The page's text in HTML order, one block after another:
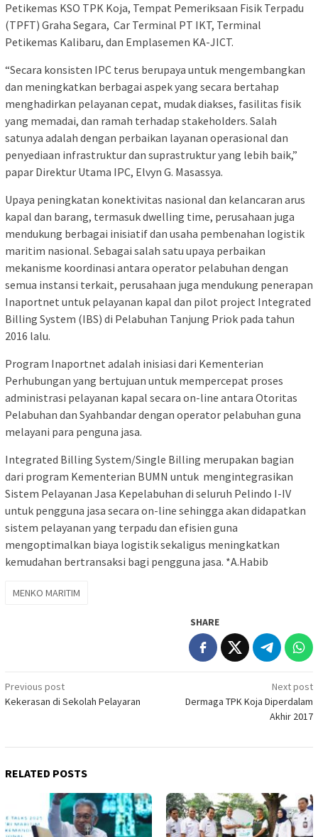
Petikemas KSO TPK Koja, Tempat Pemeriksaan Fisik Terpadu
(TPFT) Graha Segara, Car Terminal PT IKT, Terminal
Petikemas Kalibaru, dan Emplasemen KA-JICT.
“Secara konsisten IPC terus berupaya untuk mengembangkan
dan meningkatkan berbagai aspek yang secara bertahap
menghadirkan pelayanan cepat, mudak diakses, fasilitas fisik
yang memadai, dan ramah terhadap stakeholders. Salah
satunya adalah dengan perbaikan layanan operasional dan
penyediaan infrastruktur dan suprastruktur yang lebih baik,”
papar Direktur Utama IPC, Elvyn G. Masassya.
Upaya peningkatan konektivitas nasional dan kelancaran arus
kapal dan barang, termasuk dwelling time, perusahaan juga
mendukung berbagai inisiatif dan usaha pembenahan logistik
maritim nasional. Sebagai salah satu upaya perbaikan
mekanisme koordinasi antara operator pelabuhan dengan
semua instansi terkait, perusahaan juga mendukung penerapan
Inaportnet untuk pelayanan kapal dan pilot project Integrated
Billing System (IBS) di Pelabuhan Tanjung Priok pada tahun
2016 lalu.
Program Inaportnet adalah inisiasi dari Kementerian
Perhubungan yang bertujuan untuk mempercepat proses
administrasi pelayanan kapal secara on-line antara Otoritas
Pelabuhan dan Syahbandar dengan operator pelabuhan guna
melayani para penguna jasa.
Integrated Billing System/Single Billing merupakan bagian
dari program Kementerian BUMN untuk mengintegrasikan
Sistem Pelayanan Jasa Kepelabuhan di seluruh Pelindo I-IV
untuk pengguna jasa secara on-line sehingga akan didapatkan
sistem pelayanan yang terpadu dan efisien guna
mengoptimalkan biaya logistik sekaligus meningkatkan
kemudahan bertransaksi bagi pengguna jasa. *A.Habib
MENKO MARITIM
SHARE
Post
navigation
Previous post
Kekerasan di Sekolah Pelayaran
Next post
Dermaga TPK Koja Diperdalam
Akhir 2017
RELATED POSTS